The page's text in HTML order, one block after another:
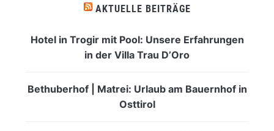
AKTUELLE BEITRÄGE
Hotel in Trogir mit Pool: Unsere Erfahrungen
in der Villa Trau D’Oro
Bethuberhof | Matrei: Urlaub am Bauernhof in
Osttirol